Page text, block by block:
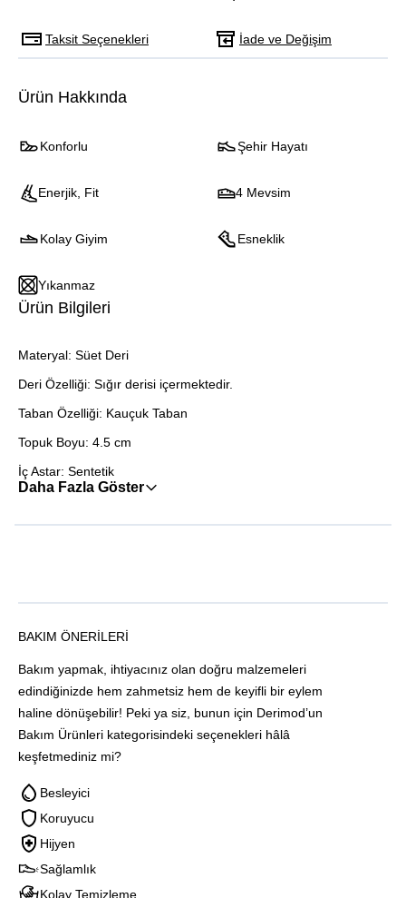
Taksit Seçenekleri İade ve Değişim
Ürün Hakkında
Konforlu Şehir Hayatı
Enerjik, Fit 4 Mevsim
Kolay Giyim Esneklik
Yıkanmaz
Ürün Bilgileri
Materyal: Süet Deri
Deri Özelliği: Sığır derisi içermektedir.
Taban Özelliği: Kauçuk Taban
Topuk Boyu: 4.5 cm
İç Astar: Sentetik
Daha Fazla Göster
BAKIM ÖNERILERI
Bakım yapmak, ihtiyacınız olan doğru malzemeleri
edindiğinizde hem zahmetsiz hem de keyifli bir eylem
haline dönüşebilir! Peki ya siz, bunun için Derimod’un
Bakım Ürünleri kategorisindeki seçenekleri hâlâ
keşfetmediniz mi?
Besleyici
Koruyucu
Hijyen
Sağlamlık
Kolay Temizleme